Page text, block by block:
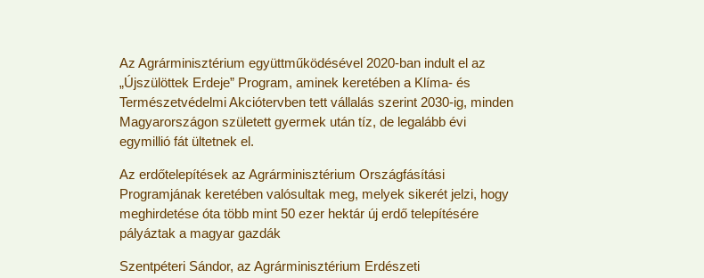
Az Agrárminisztérium együttműködésével 2020-ban indult el az
„Újszülöttek Erdeje” Program, aminek keretében a Klíma- és
Természetvédelmi Akciótervben tett vállalás szerint 2030-ig, minden
Magyarországon született gyermek után tíz, de legalább évi
egymillió fát ültetnek el.
Az erdőtelepítések az Agrárminisztérium Országfásítási
Programjának keretében valósultak meg, melyek sikerét jelzi, hogy
meghirdetése óta több mint 50 ezer hektár új erdő telepítésére
pályáztak a magyar gazdák
Szentpéteri Sándor, az Agrárminisztérium Erdészeti